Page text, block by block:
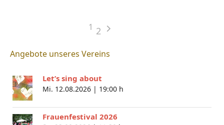
1 2
Angebote unseres Vereins
Let’s sing about
Mi. 12.08.2026 | 19:00 h
Frauenfestival 2026